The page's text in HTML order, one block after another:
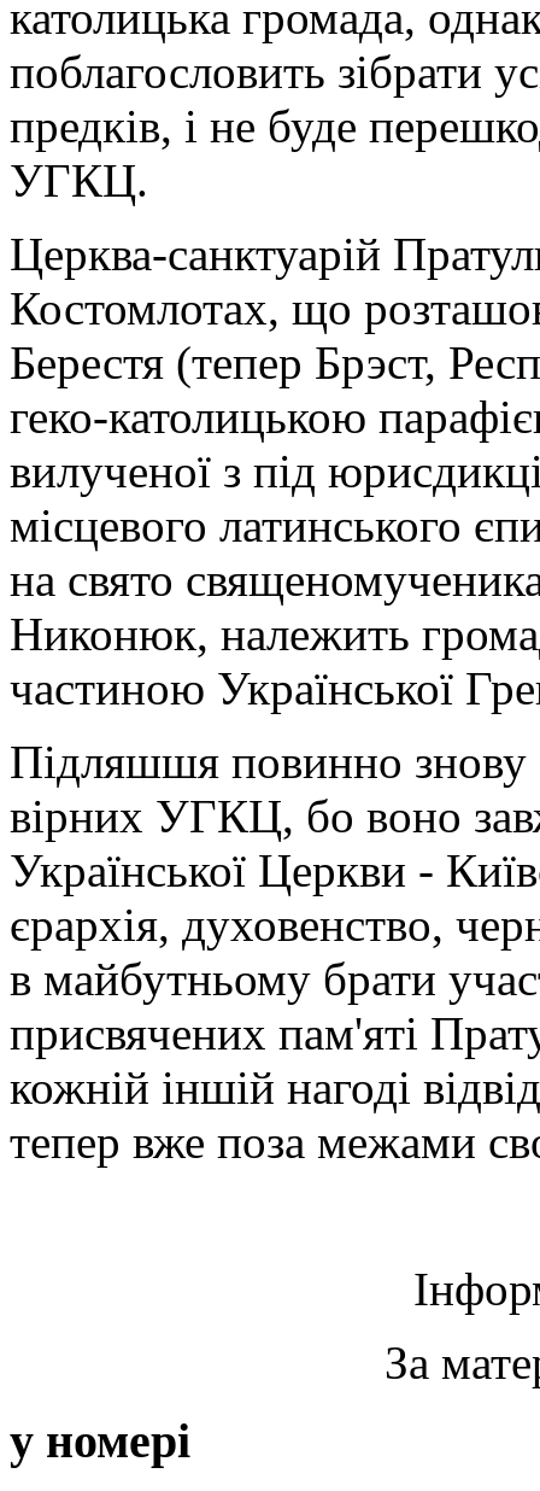
католицька громада,
поблагословить зібрати
предків, і не буде
УГКЦ.
Церква-санктуарій
Костомлотах, що
Берестя (тепер Брэст,
геко-католицькою
вилученої з під
місцевого латинського
на свято
Никонюк, належить
частиною Української
Підляшшя повинно знову
вірних УГКЦ, бо воно
Української Церкви -
єрархія, духовенство,
в майбутньому брати
присвячених пам'яті
кожній іншій нагоді
тепер вже поза межами
За
у номері